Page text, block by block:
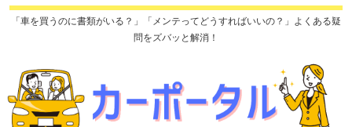
「車を買うのに書類がいる？」「メンテってどうすればいいの？」よくある疑
問をズバッと解消！